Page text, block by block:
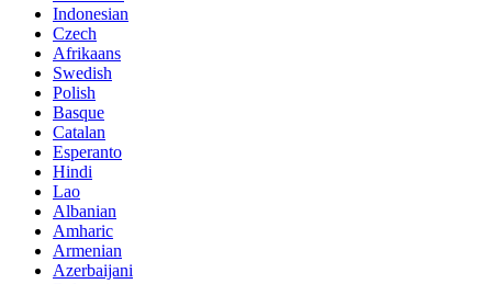
Indonesian
Czech
Afrikaans
Swedish
Polish
Basque
Catalan
Esperanto
Hindi
Lao
Albanian
Amharic
Armenian
Azerbaijani